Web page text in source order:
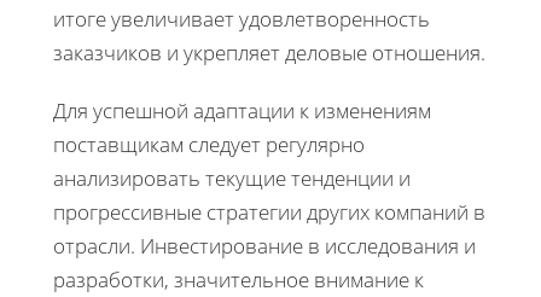
итоге увеличивает удовлетворенность
заказчиков и укрепляет деловые отношения.
Для успешной адаптации к изменениям
поставщикам следует регулярно
анализировать текущие тенденции и
прогрессивные стратегии других компаний в
отрасли. Инвестирование в исследования и
разработки, значительное внимание к